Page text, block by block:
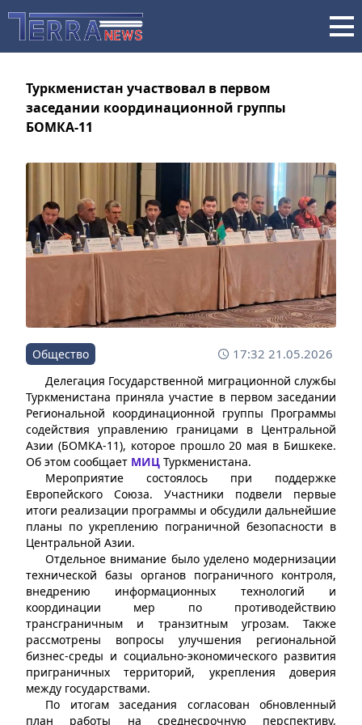
Туркменистан участвовал в первом
заседании координационной группы
БОМКА-11
Общество 17:32 21.05.2026
Делегация Государственной миграционной службы
Туркменистана приняла участие в первом заседании
Региональной координационной группы Программы
содействия управлению границами в Центральной
Азии (БОМКА-11), которое прошло 20 мая в Бишкеке.
Об этом сообщает МИЦ Туркменистана.
Мероприятие состоялось при поддержке
Европейского Союза. Участники подвели первые
итоги реализации программы и обсудили дальнейшие
планы по укреплению пограничной безопасности в
Центральной Азии.
Отдельное внимание было уделено модернизации
технической базы органов пограничного контроля,
внедрению информационных технологий и
координации мер по противодействию
трансграничным и транзитным угрозам. Также
рассмотрены вопросы улучшения региональной
бизнес-среды и социально-экономического развития
приграничных территорий, укрепления доверия
между государствами.
По итогам заседания согласован обновленный
план работы на среднесрочную перспективу,